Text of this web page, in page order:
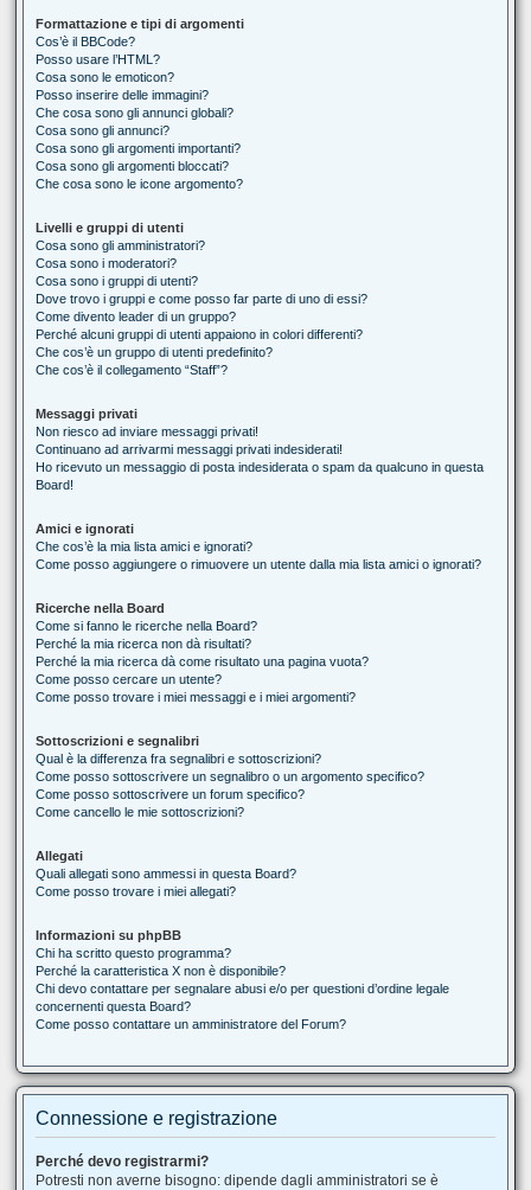
Formattazione e tipi di argomenti
Cos’è il BBCode?
Posso usare l’HTML?
Cosa sono le emoticon?
Posso inserire delle immagini?
Che cosa sono gli annunci globali?
Cosa sono gli annunci?
Cosa sono gli argomenti importanti?
Cosa sono gli argomenti bloccati?
Che cosa sono le icone argomento?
Livelli e gruppi di utenti
Cosa sono gli amministratori?
Cosa sono i moderatori?
Cosa sono i gruppi di utenti?
Dove trovo i gruppi e come posso far parte di uno di essi?
Come divento leader di un gruppo?
Perché alcuni gruppi di utenti appaiono in colori differenti?
Che cos’è un gruppo di utenti predefinito?
Che cos’è il collegamento “Staff”?
Messaggi privati
Non riesco ad inviare messaggi privati!
Continuano ad arrivarmi messaggi privati indesiderati!
Ho ricevuto un messaggio di posta indesiderata o spam da qualcuno in questa
Board!
Amici e ignorati
Che cos’è la mia lista amici e ignorati?
Come posso aggiungere o rimuovere un utente dalla mia lista amici o ignorati?
Ricerche nella Board
Come si fanno le ricerche nella Board?
Perché la mia ricerca non dà risultati?
Perché la mia ricerca dà come risultato una pagina vuota?
Come posso cercare un utente?
Come posso trovare i miei messaggi e i miei argomenti?
Sottoscrizioni e segnalibri
Qual è la differenza fra segnalibri e sottoscrizioni?
Come posso sottoscrivere un segnalibro o un argomento specifico?
Come posso sottoscrivere un forum specifico?
Come cancello le mie sottoscrizioni?
Allegati
Quali allegati sono ammessi in questa Board?
Come posso trovare i miei allegati?
Informazioni su phpBB
Chi ha scritto questo programma?
Perché la caratteristica X non è disponibile?
Chi devo contattare per segnalare abusi e/o per questioni d’ordine legale
concernenti questa Board?
Come posso contattare un amministratore del Forum?
Connessione e registrazione
Perché devo registrarmi?
Potresti non averne bisogno: dipende dagli amministratori se è